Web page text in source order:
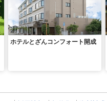
ホテルとざんコンフォート開成